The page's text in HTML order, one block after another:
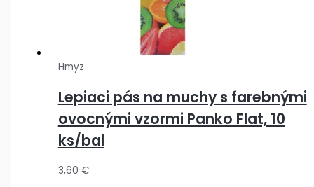
Hmyz
Lepiaci pás na muchy s farebnými
ovocnými vzormi Panko Flat, 10
ks/bal
3,60 €